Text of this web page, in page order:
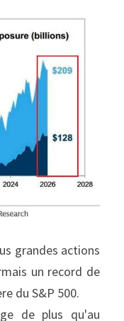
grandes actions
un record de
du S&P 500.
de plus qu'au